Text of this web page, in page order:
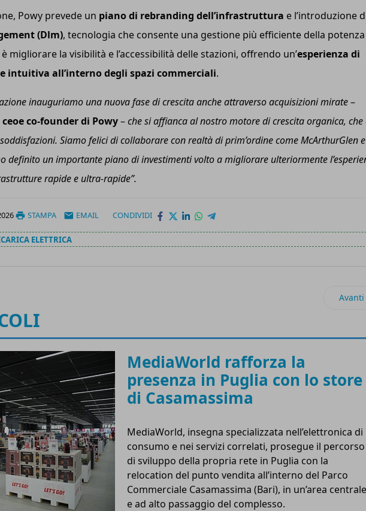
Powy prevede un piano di rebranding dell’infrastruttura e l’introduzione
(Dlm), tecnologia che consente una gestione più efficiente della potenza
migliorare la visibilità e l’accessibilità delle stazioni, offrendo un’esperienza di
intuitiva all’interno degli spazi commerciali.
inauguriamo una nuova fase di crescita anche attraverso acquisizioni mirate–
ceoe co-founder di Powy–che si affianca al nostro motore di crescita organica, che
Siamo felici di collaborare con realtà di prim’ordine come McArthurGlen e
definito un importante piano di investimenti volto a migliorare ulteriormente
rapide e ultra-rapide”.
STAMPA EMAIL CONDIVIDI
ELETTRICA
15,1 milioni di italiani comprano food & grocery online Avanti
MediaWorld rafforza la
presenza in Puglia con lo store
di Casamassima
MediaWorld, insegna specializzata nell’elettronica di
consumo e nei servizi correlati, prosegue il percorso
di sviluppo della propria rete in Puglia con la
relocation del punto vendita all’interno del Parco
Commerciale Casamassima (Bari), in un’area centrale
e ad alto passaggio del complesso.